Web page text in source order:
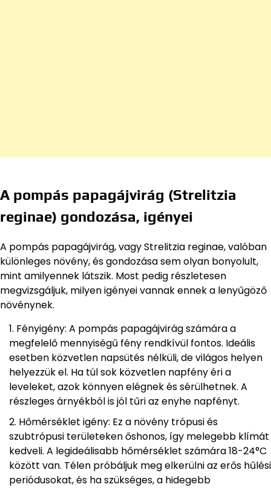
A pompás papagájvirág (Strelitzia
reginae) gondozása, igényei
A pompás papagájvirág, vagy Strelitzia reginae, valóban
különleges növény, és gondozása sem olyan bonyolult,
mint amilyennek látszik. Most pedig részletesen
megvizsgáljuk, milyen igényei vannak ennek a lenyűgöző
növénynek.
Fényigény: A pompás papagájvirág számára a
megfelelő mennyiségű fény rendkívül fontos. Ideális
esetben közvetlen napsütés nélküli, de világos helyen
helyezzük el. Ha túl sok közvetlen napfény éri a
leveleket, azok könnyen elégnek és sérülhetnek. A
részleges árnyékból is jól tűri az enyhe napfényt.
Hőmérséklet igény: Ez a növény trópusi és
szubtrópusi területeken őshonos, így melegebb klímát
kedveli. A legideálisabb hőmérséklet számára 18-24°C
között van. Télen próbáljuk meg elkerülni az erős hűlési
periódusokat, és ha szükséges, a hidegebb